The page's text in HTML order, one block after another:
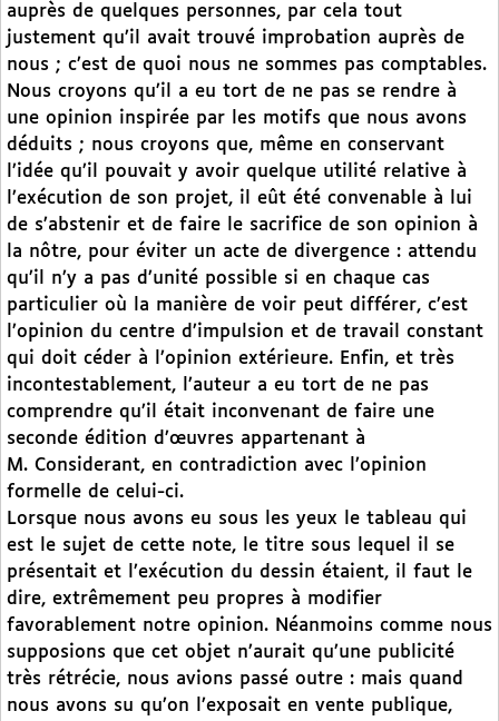
auprès de quelques personnes, par cela tout
justement qu’il avait trouvé improbation auprès de
nous ; c’est de quoi nous ne sommes pas comptables.
Nous croyons qu’il a eu tort de ne pas se rendre à
une opinion inspirée par les motifs que nous avons
déduits ; nous croyons que, même en conservant
l’idée qu’il pouvait y avoir quelque utilité relative à
l’exécution de son projet, il eût été convenable à lui
de s’abstenir et de faire le sacrifice de son opinion à
la nôtre, pour éviter un acte de divergence : attendu
qu’il n’y a pas d’unité possible si en chaque cas
particulier où la manière de voir peut différer, c’est
l’opinion du centre d’impulsion et de travail constant
qui doit céder à l’opinion extérieure. Enfin, et très
incontestablement, l’auteur a eu tort de ne pas
comprendre qu’il était inconvenant de faire une
seconde édition d’œuvres appartenant à
M. Considerant, en contradiction avec l’opinion
formelle de celui-ci.
Lorsque nous avons eu sous les yeux le tableau qui
est le sujet de cette note, le titre sous lequel il se
présentait et l’exécution du dessin étaient, il faut le
dire, extrêmement peu propres à modifier
favorablement notre opinion. Néanmoins comme nous
supposions que cet objet n’aurait qu’une publicité
très rétrécie, nous avions passé outre : mais quand
nous avons su qu’on l’exposait en vente publique,